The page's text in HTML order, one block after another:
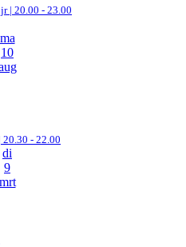
| 20.00 - 23.00
ma
10
20.30 - 22.00
di
9
mrt